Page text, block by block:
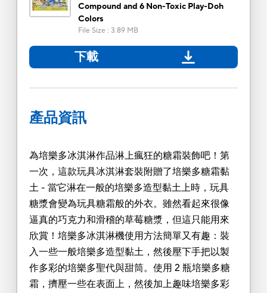
Compound and 6 Non-Toxic Play-Doh
Colors
File Size : 3.89 MB
下載
產品資訊
為培樂多冰淇淋作品淋上瘋狂的糖霜裝飾吧！第
一次，這款玩具冰淇淋套裝附贈了培樂多糖霜黏
土 - 當它淋在一般的培樂多造型黏土上時，玩具
糖漿會變為玩具糖霜般的外衣。雖然看起來很像
逼真的巧克力和滑稽的草莓糖漿，但這只能用來
欣賞！培樂多冰淇淋機使用方法簡單又有趣：裝
入一些一般培樂多造型黏土，然後壓下手把以製
作多彩的培樂多聖代與甜筒。使用 2 瓶培樂多糖
霜，擠壓一些在表面上，然後加上趣味培樂多彩